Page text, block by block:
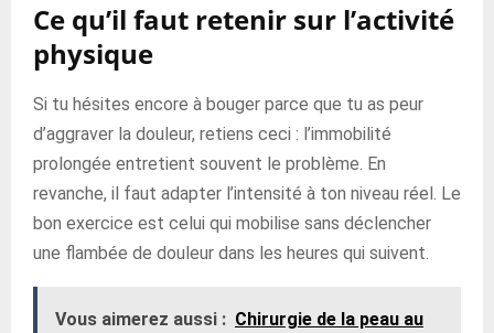
Ce qu’il faut retenir sur l’activité
physique
Si tu hésites encore à bouger parce que tu as peur
d’aggraver la douleur, retiens ceci : l’immobilité
prolongée entretient souvent le problème. En
revanche, il faut adapter l’intensité à ton niveau réel. Le
bon exercice est celui qui mobilise sans déclencher
une flambée de douleur dans les heures qui suivent.
Vous aimerez aussi : Chirurgie de la peau au